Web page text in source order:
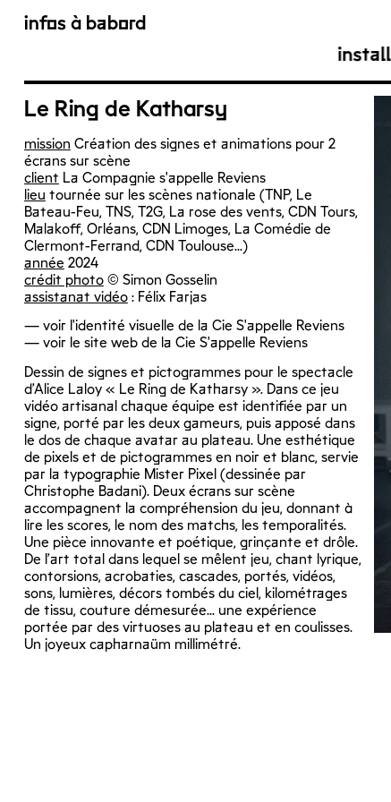
infos à babord
Le Ring de Katharsy
mission Création des signes et animations pour 2
écrans sur scène
client La Compagnie s'appelle Reviens
lieu tournée sur les scènes nationale (TNP, Le
Bateau-Feu, TNS, T2G, La rose des vents, CDN Tours,
Malakoff, Orléans, CDN Limoges, La Comédie de
Clermont-Ferrand, CDN Toulouse…)
année 2024
crédit photo© Simon Gosselin
assistanat vidéo: Félix Farjas
— voir l'identité visuelle de la Cie S'appelle Reviens
— voir le site web de la Cie S'appelle Reviens
Dessin de signes et pictogrammes pour le spectacle
d’Alice Laloy « Le Ring de Katharsy ». Dans ce jeu
vidéo artisanal chaque équipe est identifiée par un
signe, porté par les deux gameurs, puis apposé dans
le dos de chaque avatar au plateau. Une esthétique
de pixels et de pictogrammes en noir et blanc, servie
par la typographie Mister Pixel (dessinée par
Christophe Badani). Deux écrans sur scène
accompagnent la compréhension du jeu, donnant à
lire les scores, le nom des matchs, les temporalités.
Une pièce innovante et poétique, grinçante et drôle.
De l’art total dans lequel se mêlent jeu, chant lyrique,
contorsions, acrobaties, cascades, portés, vidéos,
sons, lumières, décors tombés du ciel, kilométrages
de tissu, couture démesurée… une expérience
portée par des virtuoses au plateau et en coulisses.
Un joyeux capharnaüm millimétré.